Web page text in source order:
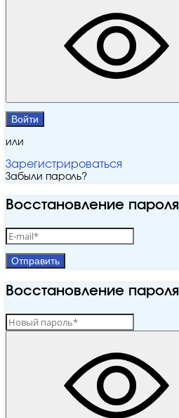
Войти
или
Зарегистрироваться
Забыли пароль?
Восстановление пароля
Отправить
Восстановление пароля